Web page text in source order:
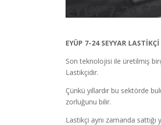
EYÜP 7-24
EYÜP 7-24 SEYYAR LASTİKÇİ
Son teknolojisi ile üretilmiş
Lastikçidir.
Çünkü yıllardır bu sektörde
zorluğunu bilir.
Lastikçi aynı zamanda